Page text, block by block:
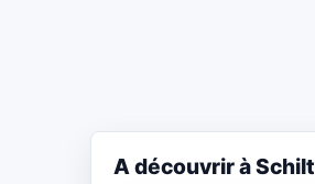
A découvrir à